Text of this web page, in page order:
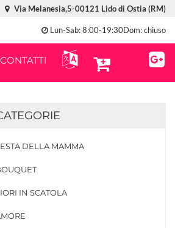
Via Melanesia,5-00121 Lido di Ostia (RM)
Lun-Sab: 8:00-19:30Dom: chiuso
CONTATTI
DELLA MAMMA
IN SCATOLA